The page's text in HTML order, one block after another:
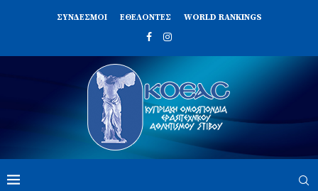
ΣΥΝΔΈΣΜΟΙ ΕΘΕΛΟΝΤΈΣ WORLD RANKINGS